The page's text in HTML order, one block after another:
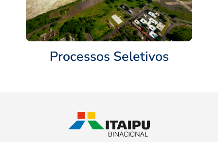
Processos Seletivos